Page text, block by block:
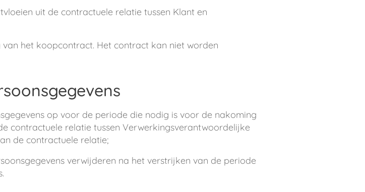
uit de contractuele relatie tussen Klant en
het koopcontract. Het contract kan niet worden
op voor de periode die nodig is voor de nakoming
contractuele relatie tussen Verwerkingsverantwoordelijke
de contractuele relatie;
verwijderen na het verstrijken van de periode